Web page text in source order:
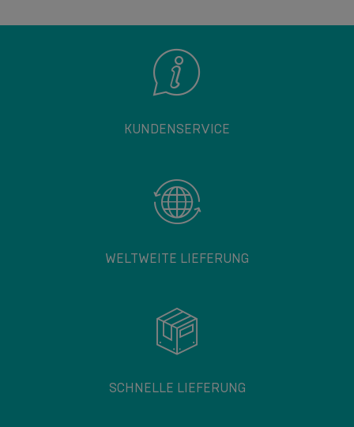
KUNDENSERVICE
WELTWEITE LIEFERUNG
SCHNELLE LIEFERUNG